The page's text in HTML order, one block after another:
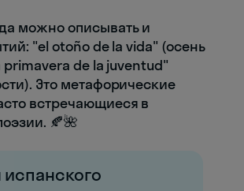
можно описывать и
"el otoño de la vida" (осень
de la juventud"
Это метафорические
встречающиеся в
🍂🌺